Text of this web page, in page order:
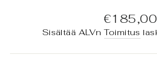
Normaali
hinta
€185,00
Sisältää ALVnToimitus